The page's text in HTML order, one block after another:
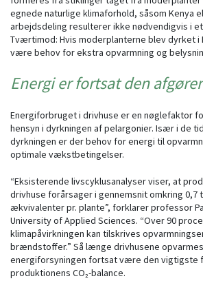
egnede naturlige klimaforhold, såsom Kenya
arbejdsdeling resulterer ikke nødvendigvis i
Tværtimod: Hvis moderplanterne blev dyrket i
være behov for ekstra opvarmning og
Energi er fortsat den
Energiforbruget i drivhuse er en nøglefaktor
hensyn i dyrkningen af pelargonier. Især i de
dyrkningen er der behov for energi til
optimale vækstbetingelser.
“Eksisterende livscyklusanalyser viser, at
drivhuse forårsager i gennemsnit omkring 0,7
ækvivalenter pr. plante”, forklarer professor
University of Applied Sciences. “Over 90
klimapåvirkningen kan tilskrives
brændstoffer.” Så længe drivhusene
energiforsyningen fortsat være den vigtigste
produktionens CO₂-balance.